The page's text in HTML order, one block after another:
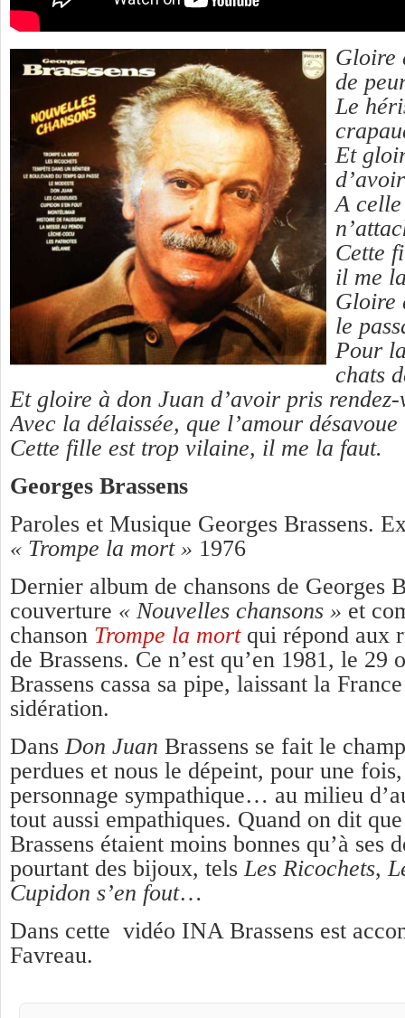
Gloire
de
Le
Et
A
Cette
il me
Gloire
le
Pour
chats
Et gloire à don Juan d’avoir pris rendez-
Avec la délaissée, que l’amour
Cette fille est trop vilaine, il me la faut.
Georges Brassens
Paroles et Musique Georges Brassens.
« Trompe la mort » 1976
Dernier album de chansons de Georges
couverture « Nouvelles chansons » et
chanson Trompe la mortqui répond aux
de Brassens. Ce n’est qu’en 1981, le 29
Brassens cassa sa pipe, laissant la
sidération.
Dans Don Juan Brassens se fait le
perdues et nous le dépeint, pour une
personnage sympathique… au milieu
tout aussi empathiques. Quand on dit
Brassens étaient moins bonnes qu’à ses
pourtant des bijoux, tels Les Ricochets,
Cupidon s’en fout…
Dans cette vidéo INA Brassens est
Favreau.